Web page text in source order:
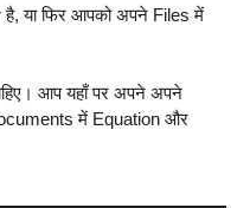
या फिर आपको अपने Files में
आप यहाँ पर अपने अपने
में Equation और